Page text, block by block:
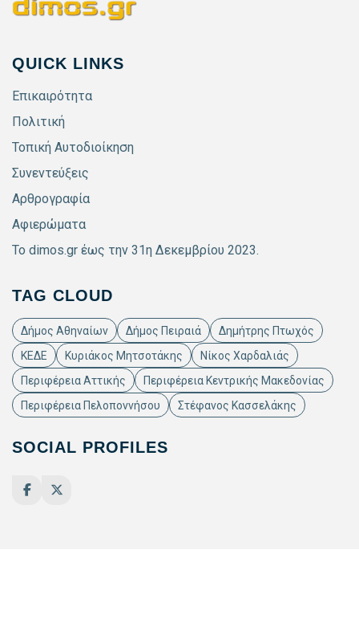
QUICK LINKS
Επικαιρότητα
Πολιτική
Τοπική Αυτοδιοίκηση
Συνεντεύξεις
Αρθρογραφία
Αφιερώματα
Το dimos.gr έως την 31η Δεκεμβρίου 2023.
TAG CLOUD
Δήμος Αθηναίων Δήμος Πειραιά
Δημήτρης Πτωχός
ΚΕΔΕ
Κυριάκος Μητσοτάκης
Νίκος Χαρδαλιάς
Περιφέρεια Αττικής
Περιφέρεια Κεντρικής Μακεδονίας
Περιφέρεια Πελοποννήσου
Στέφανος Κασσελάκης
SOCIAL PROFILES